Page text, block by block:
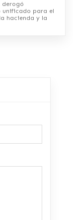
derogó
unificado para el
hacienda y la